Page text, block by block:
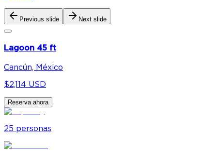
Previous slide Next slide
Lagoon 45 ft
Cancún, México
$2,114 USD
Reserva ahora
25 personas